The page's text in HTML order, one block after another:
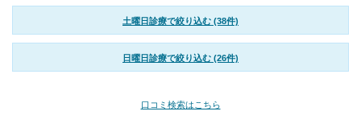
土曜日診療で絞り込む (38件)
日曜日診療で絞り込む (26件)
口コミ検索はこちら